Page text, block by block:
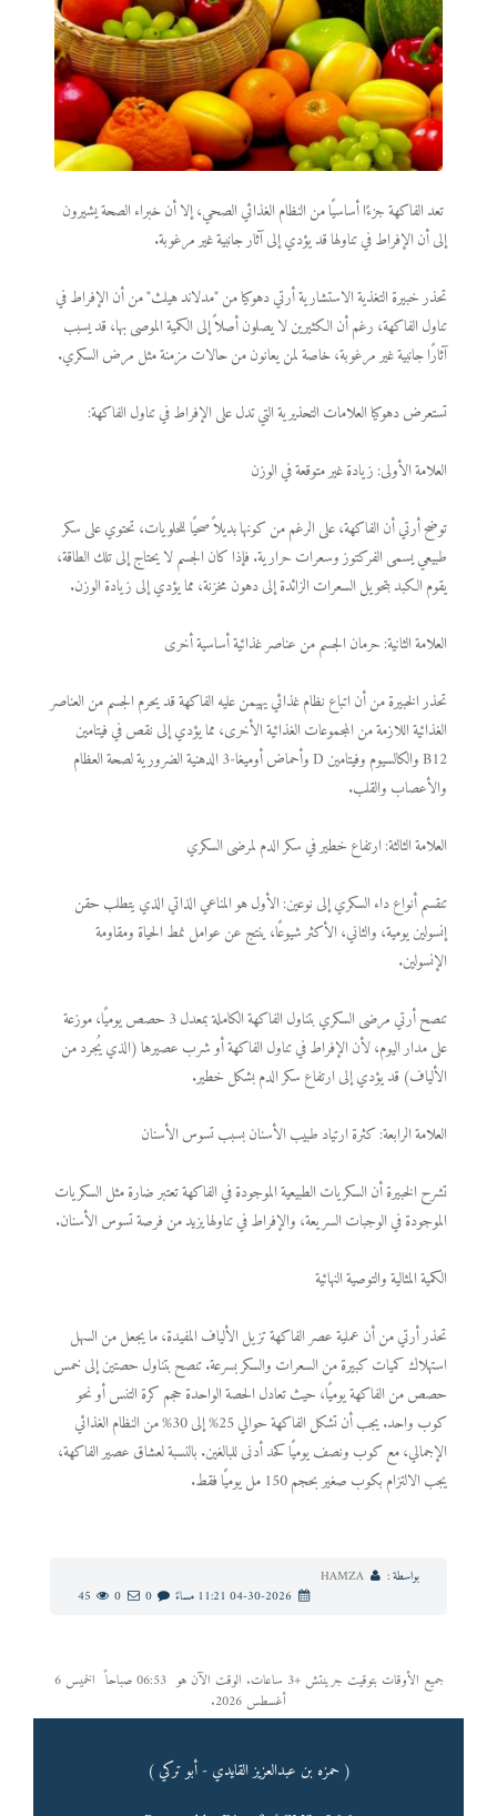
تعد الفاكهة جزءًا أساسيًا من النظام الغذائي الصحي، إلا أن خبراء الصحة يشيرون
إلى أن الإفراط في تناولها قد يؤدي إلى آثار جانبية غير مرغوبة.
تحذر خبيرة التغذية الاستشارية أرتي دهوكيا من "مدلاند هيلث" من أن الإفراط في
تناول الفاكهة، رغم أن الكثيرين لا يصلون أصلاً إلى الكمية الموصى بها، قد يسبب
آثارًا جانبية غير مرغوبة، خاصة لمن يعانون من حالات مزمنة مثل مرض السكري.
تستعرض دهوكيا العلامات التحذيرية التي تدل على الإفراط في تناول الفاكهة:
العلامة الأولى: زيادة غير متوقعة في الوزن
توضح أرتي أن الفاكهة، على الرغم من كونها بديلاً صحيًا للحلويات، تحتوي على سكر
طبيعي يسمى الفركتوز وسعرات حرارية. فإذا كان الجسم لا يحتاج إلى تلك الطاقة،
يقوم الكبد بتحويل السعرات الزائدة إلى دهون مخزنة، مما يؤدي إلى زيادة الوزن.
العلامة الثانية: حرمان الجسم من عناصر غذائية أساسية أخرى
تحذر الخبيرة من أن اتباع نظام غذائي يهيمن عليه الفاكهة قد يحرم الجسم من العناصر
الغذائية اللازمة من المجموعات الغذائية الأخرى، مما يؤدي إلى نقص في فيتامين
B12 والكالسيوم وفيتامين D وأحماض أوميغا-3 الدهنية الضرورية لصحة العظام
والأعصاب والقلب.
العلامة الثالثة: ارتفاع خطير في سكر الدم لمرضى السكري
تنقسم أنواع داء السكري إلى نوعين: الأول هو المناعي الذاتي الذي يتطلب حقن
إنسولين يومية، والثاني، الأكثر شيوعًا، ينتج عن عوامل نمط الحياة ومقاومة
الإنسولين.
تنصح أرتي مرضى السكري بتناول الفاكهة الكاملة بمعدل 3 حصص يوميًا، موزعة
على مدار اليوم، لأن الإفراط في تناول الفاكهة أو شرب عصيرها (الذي يُجرد من
الألياف) قد يؤدي إلى ارتفاع سكر الدم بشكل خطير.
العلامة الرابعة: كثرة ارتياد طبيب الأسنان بسبب تسوس الأسنان
تشرح الخبيرة أن السكريات الطبيعية الموجودة في الفاكهة تعتبر ضارة مثل السكريات
الموجودة في الوجبات السريعة، والإفراط في تناولها يزيد من فرصة تسوس الأسنان.
الكمية المثالية والتوصية النهائية
تحذر أرتي من أن عملية عصر الفاكهة تزيل الألياف المفيدة، ما يجعل من السهل
استهلاك كميات كبيرة من السعرات والسكر بسرعة. تنصح بتناول حصتين إلى خمس
حصص من الفاكهة يوميًا، حيث تعادل الحصة الواحدة حجم كرة التنس أو نحو
كوب واحد. يجب أن تشكل الفاكهة حوالي 25% إلى 30% من النظام الغذائي
الإجمالي، مع كوب ونصف يوميًا كحد أدنى للبالغين. بالنسبة لعشاق عصير الفاكهة،
يجب الالتزام بكوب صغير بحجم 150 مل يوميًا فقط.
بواسطة :
HAMZA
0
جميع الأوقات بتوقيت جرينتش +3 ساعات. الوقت الآن هو 06:53 صباحاً
الخميس 6
أغسطس 2026.
( حمزه بن عبدالعزيز القايدي - أبو تركي )